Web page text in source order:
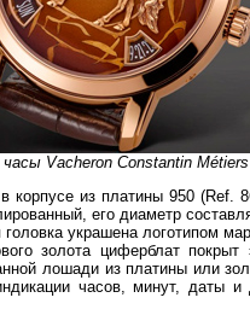
Vacheron Constantin
из платины 950 (Ref.
его диаметр
украшена логотипом
золота циферблат
лошади из платины или
часов, минут, даты